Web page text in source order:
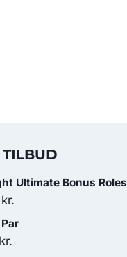
TILBUD
Ultimate Bonus Roles
kr.
kr.